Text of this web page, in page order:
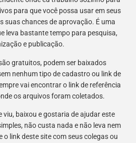
para que você possa usar em seus
suas chances de aprovação. É uma
leva bastante tempo para pesquisa,
e publicação.
gratuitos, podem ser baixados
nenhum tipo de cadastro ou link de
vai encontrar o link de referência
os arquivos foram coletados.
viu, baixou e gostaria de ajudar este
não custa nada e não leva nem
link deste site com seus colegas ou